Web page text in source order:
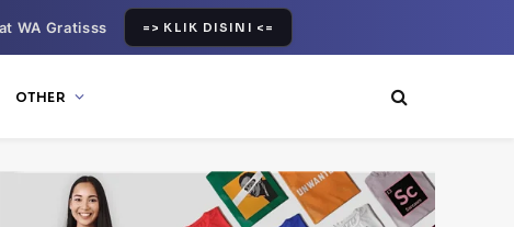
WA Gratisss => KLIK DISINI <=
OTHER